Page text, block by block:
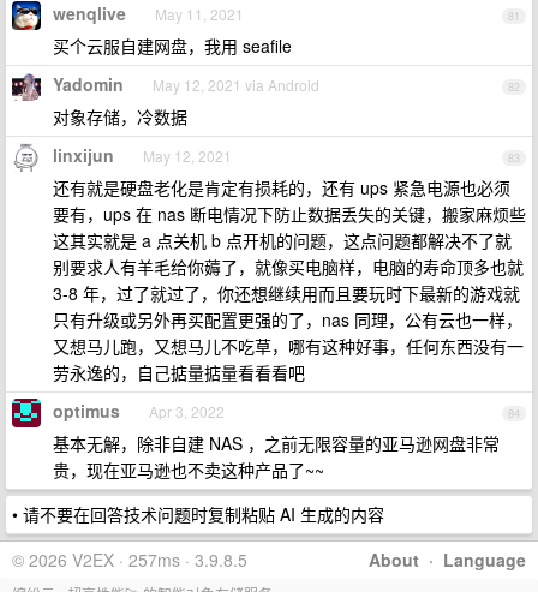
81
wenqlive May 11, 2021
买个云服自建网盘，我用 seafile
82
Yadomin May 12, 2021 via Android
对象存储，冷数据
83
linxijun May 12, 2021
还有就是硬盘老化是肯定有损耗的，还有 ups 紧急电源也必须
要有，ups 在 nas 断电情况下防止数据丢失的关键，搬家麻烦些
这其实就是 a 点关机 b 点开机的问题，这点问题都解决不了就
别要求人有羊毛给你薅了，就像买电脑样，电脑的寿命顶多也就
3-8 年，过了就过了，你还想继续用而且要玩时下最新的游戏就
只有升级或另外再买配置更强的了，nas 同理，公有云也一样，
又想马儿跑，又想马儿不吃草，哪有这种好事，任何东西没有一
劳永逸的，自己掂量掂量看看看吧
84
optimus Apr 3, 2022
基本无解，除非自建 NAS ，之前无限容量的亚马逊网盘非常
贵，现在亚马逊也不卖这种产品了~~
• 请不要在回答技术问题时复制粘贴 AI 生成的内容
About · Language
© 2026 V2EX · 257ms · 3.9.8.5